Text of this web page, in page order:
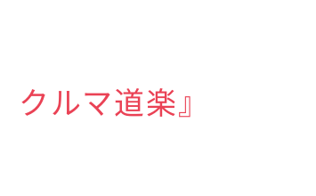
ルマ道楽』